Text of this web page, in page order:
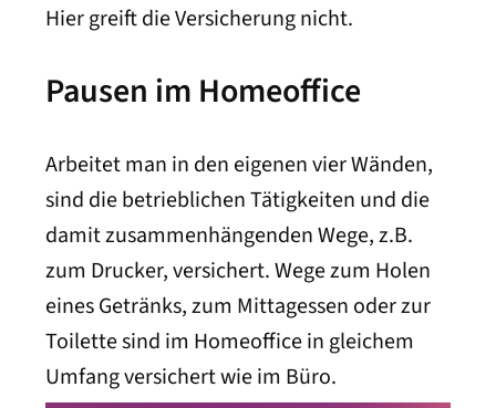
Hier greift die Versicherung nicht.
Pausen im Homeoffice
Arbeitet man in den eigenen vier Wänden,
sind die betrieblichen Tätigkeiten und die
damit zusammenhängenden Wege, z.B.
zum Drucker, versichert. Wege zum Holen
eines Getränks, zum Mittagessen oder zur
Toilette sind im Homeoffice in gleichem
Umfang versichert wie im Büro.